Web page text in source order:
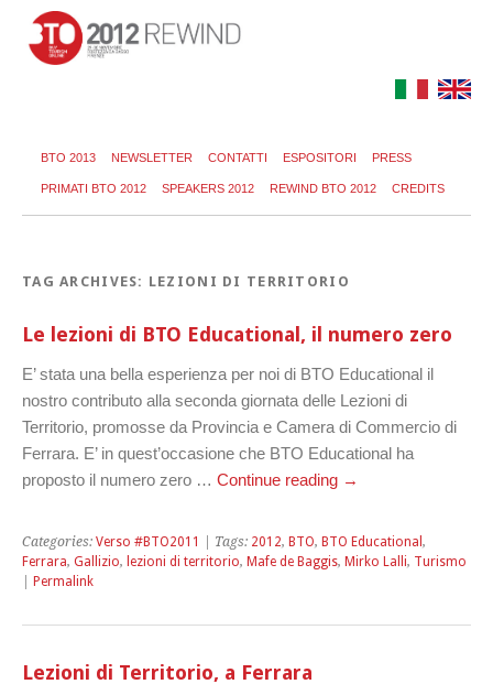
BTO 2013 NEWSLETTER CONTATTI ESPOSITORI PRESS
PRIMATI BTO 2012 SPEAKERS 2012 REWIND BTO 2012 CREDITS
TAG ARCHIVES: LEZIONI DI TERRITORIO
Le lezioni di BTO Educational, il numero zero
E’ stata una bella esperienza per noi di BTO Educational il
nostro contributo alla seconda giornata delle Lezioni di
Territorio, promosse da Provincia e Camera di Commercio di
Ferrara. E’ in quest’occasione che BTO Educational ha
proposto il numero zero … Continue reading →
Categories: Verso #BTO2011 | Tags: 2012, BTO, BTO Educational ,
Ferrara, Gallizio, lezioni di territorio, Mafe de Baggis, Mirko Lalli, Turismo
Permalink
Lezioni di Territorio, a Ferrara